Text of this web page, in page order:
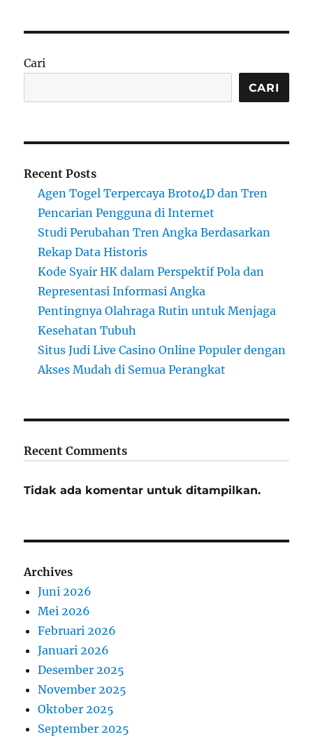
Cari
CARI
Recent Posts
Agen Togel Terpercaya Broto4D dan Tren
Pencarian Pengguna di Internet
Studi Perubahan Tren Angka Berdasarkan
Rekap Data Historis
Kode Syair HK dalam Perspektif Pola dan
Representasi Informasi Angka
Pentingnya Olahraga Rutin untuk Menjaga
Kesehatan Tubuh
Situs Judi Live Casino Online Populer dengan
Akses Mudah di Semua Perangkat
Recent Comments
Tidak ada komentar untuk ditampilkan.
Archives
Juni 2026
Mei 2026
Februari 2026
Januari 2026
Desember 2025
November 2025
Oktober 2025
September 2025